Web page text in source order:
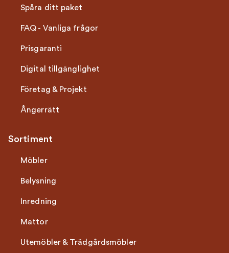
Spåra ditt paket
FAQ - Vanliga frågor
Prisgaranti
Digital tillgänglighet
Företag & Projekt
Ångerrätt
Sortiment
Möbler
Belysning
Inredning
Mattor
Utemöbler & Trädgårdsmöbler